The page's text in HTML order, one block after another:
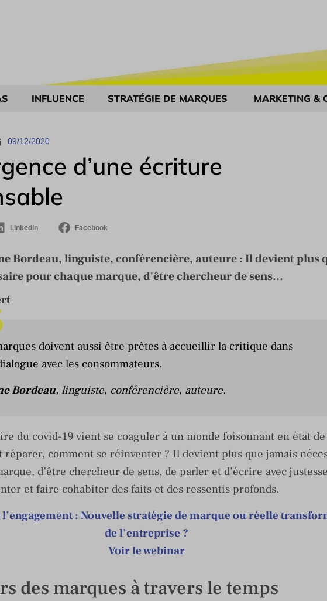
INFLUENCE STRATÉGIE DE MARQUES MARKETING &
09/12/2020
d’une écriture
LinkedIn Facebook
Bordeau, linguiste, conférencière, auteure : Il devient plus
pour chaque marque, d'être chercheur de sens...
doivent aussi être prêtes à accueillir la critique dans
avec les consommateurs.
Bordeau, linguiste, conférencière, auteure.
du covid-19 vient se coaguler à un monde foisonnant en état
réparer, comment se réinventer ? Il devient plus que jamais
d’être chercheur de sens, de parler et d’écrire avec
et faire cohabiter des faits et des ressentis profonds.
: Nouvelle stratégie de marque ou réelle
de l’entreprise ?
Voir le webinar
des marques à travers le temps